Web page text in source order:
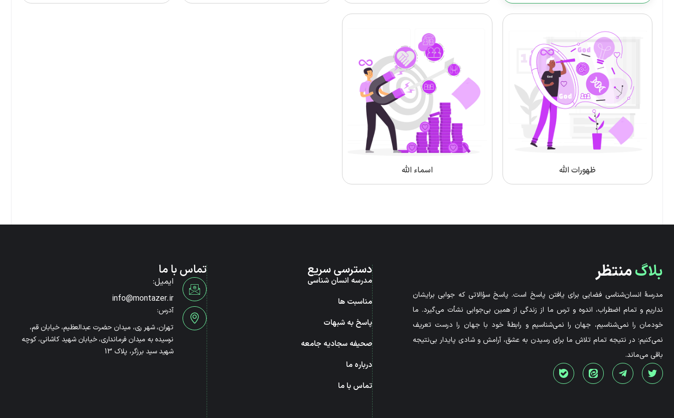
ظهورات الله اسماء الله
بلاگمنتظر
مدرسۀ انسان‌شناسی فضایی برای یافتن پاسخ است. پاسخ سؤالاتی که جوابی برایشان
نداریم و تمام اضطراب، اندوه و ترس ما از زندگی از همین بی‌جوابی نشأت می‌گیرد. ما
خودمان را نمی‌شناسیم، جهان را نمی‌شناسیم و رابطۀ خود با جهان را درست تعریف
نمی‌کنیم؛ در نتیجه تمام تلاش ما برای رسیدن به عشق، آرامش و شادی پایدار بی‌نتیجه
باقی می‌ماند.
دسترسی سریع
مدرسه انسان شناسی
مناسبت ها
پاسخ به شبهات
صحیفه سجادیه جامعه
درباره ما
تماس با ما
تماس با ما
ایمیل:
info@montazer.ir
آدرس:
تهران، شهر ری، میدان حضرت عبدالعظیم، خیابان قم،
نرسیده به میدان فرمانداری، خیابان شهید کاشانی، کوچه
شهید سید برزگر، پلاک 13